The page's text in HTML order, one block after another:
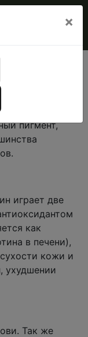
пигмент,
играет две
как
в печени),
кожи и
ухудшении
Так же
×